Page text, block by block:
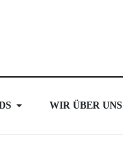
WIR ÜBER UNS